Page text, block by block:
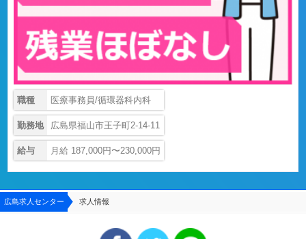
職種 医療事務員/循環器科内科
勤務地 広島県福山市王子町2-14-11
給与 月給 187,000円〜230,000円
広島求人センター 求人情報